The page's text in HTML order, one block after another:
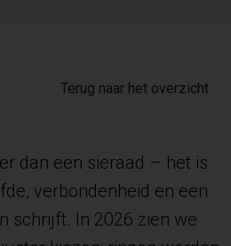
Terug naar het overzicht
dan een sieraad – het is
verbondenheid en een
schrijft. In 2026 zien we